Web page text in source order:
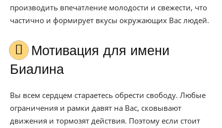
производить впечатление молодости и свежести, что
частично и формирует вкусы окружающих Вас людей.
Мотивация для имени
Биалина
Вы всем сердцем стараетесь обрести свободу. Любые
ограничения и рамки давят на Вас, сковывают
движения и тормозят действия. Поэтому если стоит